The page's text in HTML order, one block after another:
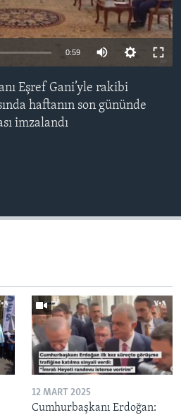
0:59
Eşref Gani’yle rakibi
haftanın son gününde
imzalandı
12 MART 2025
Cumhurbaşkanı Erdoğan: